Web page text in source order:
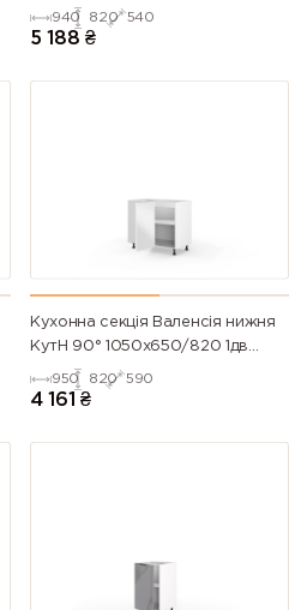
Blum (Білий/Напівмат Білий
9003)
940 820 540
5 188 ₴
Кухонна секція Валенсія нижня
КутН 90° 1050х650/820 1дв
(Білий/Напівмат Білий 9003)
950 820 590
4 161 ₴